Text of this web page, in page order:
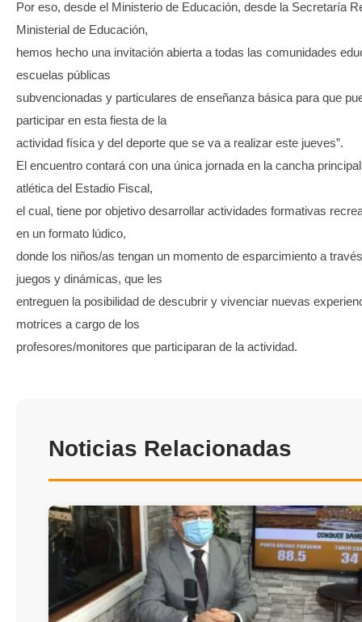
Por eso, desde el Ministerio de Educación, desde la Secretaría
Ministerial de Educación,
hemos hecho una invitación abierta a todas las comunidades
escuelas públicas
subvencionadas y particulares de enseñanza básica para que
participar en esta fiesta de la
actividad física y del deporte que se va a realizar este jueves”.
El encuentro contará con una única jornada en la cancha
atlética del Estadio Fiscal,
el cual, tiene por objetivo desarrollar actividades formativas
en un formato lúdico,
donde los niños/as tengan un momento de esparcimiento a
juegos y dinámicas, que les
entreguen la posibilidad de descubrir y vivenciar nuevas
motrices a cargo de los
profesores/monitores que participaran de la actividad.
Noticias Relacionadas